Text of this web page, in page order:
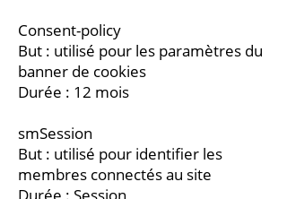
Consent-policy
But : utilisé pour les paramètres du
banner de cookies
Durée : 12 mois
smSession
But : utilisé pour identifier les
membres connectés au site